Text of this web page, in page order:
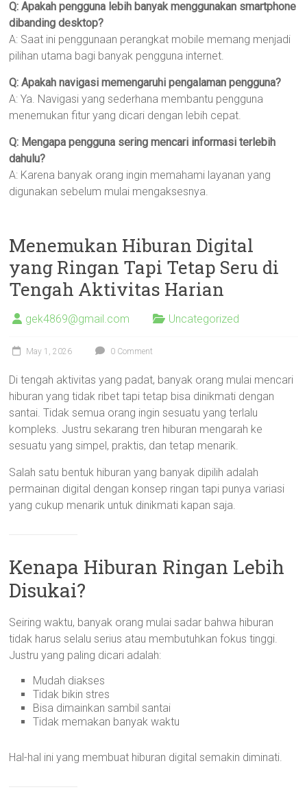
Q: Apakah pengguna lebih banyak menggunakan smartphone
dibanding desktop?
A: Saat ini penggunaan perangkat mobile memang menjadi
pilihan utama bagi banyak pengguna internet.
Q: Apakah navigasi memengaruhi pengalaman pengguna?
A: Ya. Navigasi yang sederhana membantu pengguna
menemukan fitur yang dicari dengan lebih cepat.
Q: Mengapa pengguna sering mencari informasi terlebih
dahulu?
A: Karena banyak orang ingin memahami layanan yang
digunakan sebelum mulai mengaksesnya.
Menemukan Hiburan Digital
yang Ringan Tapi Tetap Seru di
Tengah Aktivitas Harian
gek4869@gmail.com Uncategorized
May 1, 2026 0 Comment
Di tengah aktivitas yang padat, banyak orang mulai mencari
hiburan yang tidak ribet tapi tetap bisa dinikmati dengan
santai. Tidak semua orang ingin sesuatu yang terlalu
kompleks. Justru sekarang tren hiburan mengarah ke
sesuatu yang simpel, praktis, dan tetap menarik.
Salah satu bentuk hiburan yang banyak dipilih adalah
permainan digital dengan konsep ringan tapi punya variasi
yang cukup menarik untuk dinikmati kapan saja.
Kenapa Hiburan Ringan Lebih
Disukai?
Seiring waktu, banyak orang mulai sadar bahwa hiburan
tidak harus selalu serius atau membutuhkan fokus tinggi.
Justru yang paling dicari adalah:
Mudah diakses
Tidak bikin stres
Bisa dimainkan sambil santai
Tidak memakan banyak waktu
Hal-hal ini yang membuat hiburan digital semakin diminati.